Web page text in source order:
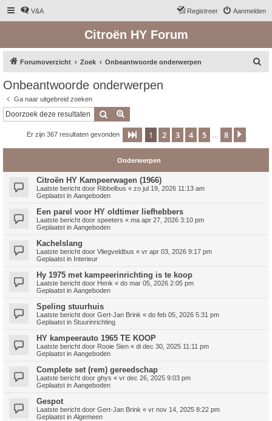
V&A Aanmelden
Registreer
Citroën HY Forum
Forumoverzicht Zoek Onbeantwoorde onderwerpen
Onbeantwoorde onderwerpen
Ga naar uitgebreid zoeken
Zoek
Er zijn 367 resultaten gevonden Pagina van 8
1 2 3 4 5 8
Onderwerpen
Citroën HY Kampeerwagen (1966)
Laatste bericht door Ribbelbus « zo jul 19, 2026 11:13 am
Geplaatst in Aangeboden
Een parel voor HY oldtimer liefhebbers
Laatste bericht door speeters « ma apr 27, 2026 3:10 pm
Geplaatst in Aangeboden
Kachelslang
Laatste bericht door Vliegveldbus « vr apr 03, 2026 9:17 pm
Geplaatst in Interieur
Hy 1975 met kampeerinrichting is te koop
Laatste bericht door Henk « do mar 05, 2026 2:05 pm
Geplaatst in Aangeboden
Speling stuurhuis
Laatste bericht door Gert-Jan Brink « do feb 05, 2026 5:31 pm
Geplaatst in Stuurinrichting
HY kampeerauto 1965 TE KOOP
Laatste bericht door Rooie Sien « di dec 30, 2025 11:11 pm
Geplaatst in Aangeboden
Complete set (rem) gereedschap
Laatste bericht door ghys « vr dec 26, 2025 9:03 pm
Geplaatst in Aangeboden
Gespot
Laatste bericht door Gert-Jan Brink « vr nov 14, 2025 8:22 pm
Geplaatst in Algemeen